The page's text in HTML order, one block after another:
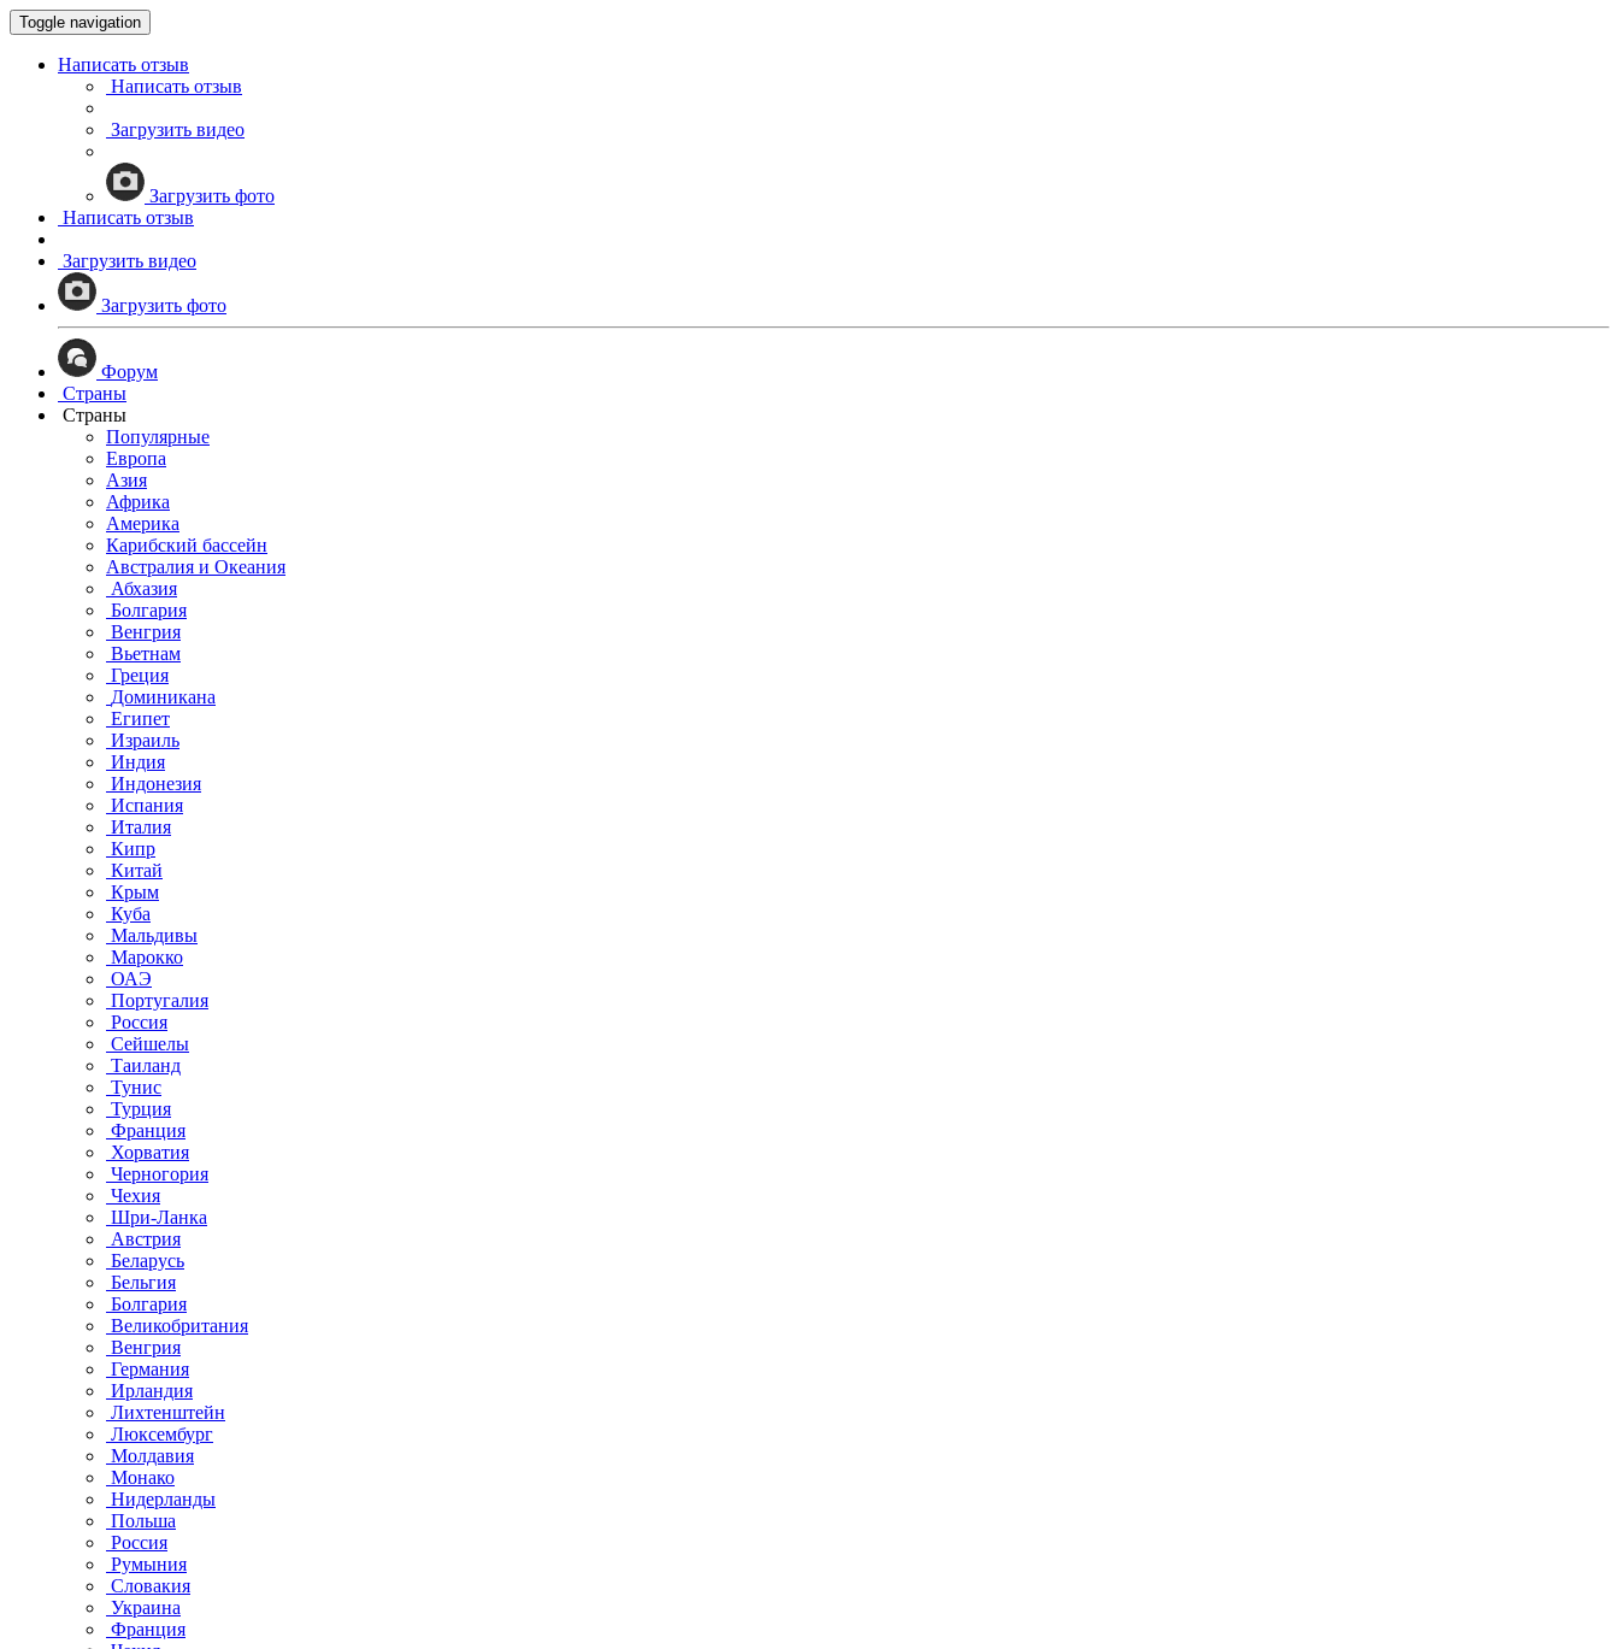
Toggle navigation
Написать отзыв
Написать отзыв
Загрузить видео
Загрузить фото
Написать отзыв
Загрузить видео
Загрузить фото
Форум
Страны
Страны
Популярные
Европа
Азия
Африка
Америка
Карибский бассейн
Австралия и Океания
Абхазия
Болгария
Венгрия
Вьетнам
Греция
Доминикана
Египет
Израиль
Индия
Индонезия
Испания
Италия
Кипр
Китай
Крым
Куба
Мальдивы
Марокко
ОАЭ
Португалия
Россия
Сейшелы
Таиланд
Тунис
Турция
Франция
Хорватия
Черногория
Чехия
Шри-Ланка
Австрия
Беларусь
Бельгия
Болгария
Великобритания
Венгрия
Германия
Ирландия
Лихтенштейн
Люксембург
Молдавия
Монако
Нидерланды
Польша
Россия
Румыния
Словакия
Украина
Франция